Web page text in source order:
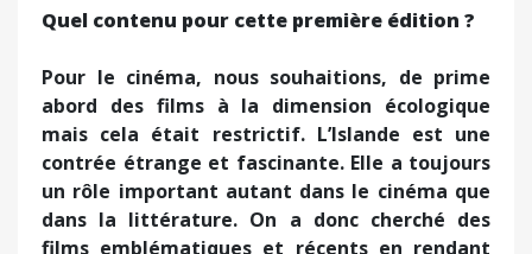
Quel contenu pour cette première édition ?
Pour le cinéma, nous souhaitions, de prime
abord des films à la dimension écologique
mais cela était restrictif. L’Islande est une
contrée étrange et fascinante. Elle a toujours
un rôle important autant dans le cinéma que
dans la littérature. On a donc cherché des
films emblématiques et récents en rendant